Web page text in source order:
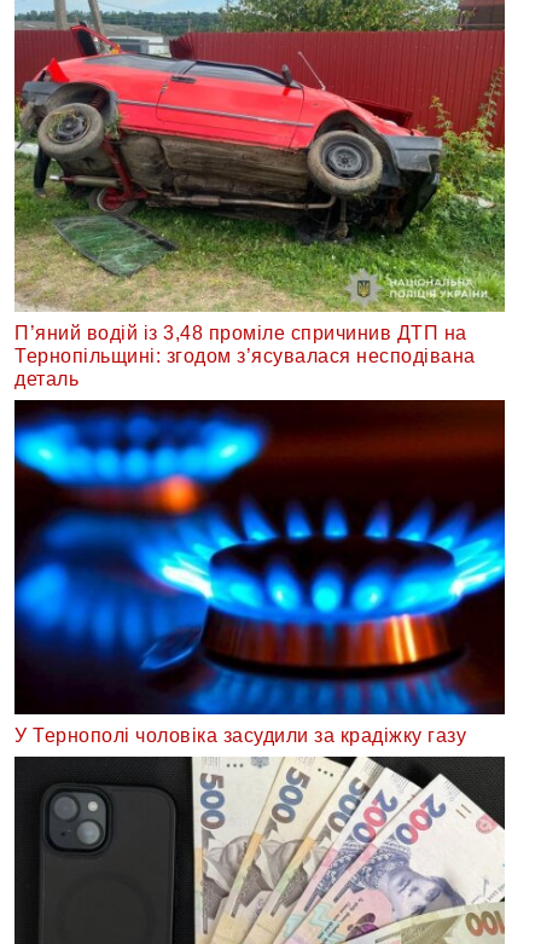
П’яний водій із 3,48 проміле спричинив ДТП на
Тернопільщині: згодом з’ясувалася несподівана
деталь
У Тернополі чоловіка засудили за крадіжку газу